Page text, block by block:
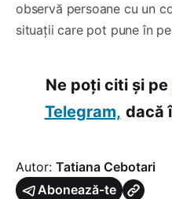
observă persoane cu un
situații care pot pune în
Ne poți citi și pe
Telegram, dacă
Autor: Tatiana Cebotari
Abonează-te